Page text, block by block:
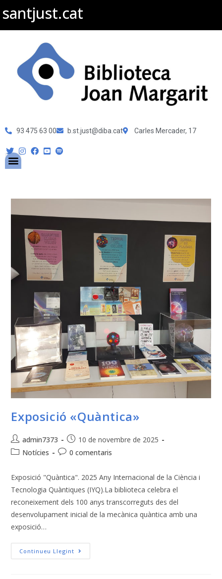
santjust.cat
93 475 63 00 b.st.just@diba.cat Carles Mercader, 17
Exposició «Quàntica»
admin7373
10 de novembre de 2025
Notícies
0 comentaris
Exposició "Quàntica". 2025 Any Internacional de la Ciència i
Tecnologia Quàntiques (IYQ).La biblioteca celebra el
reconeixement dels 100 anys transcorreguts des del
desenvolupament inicial de la mecànica quàntica amb una
exposició…
Continueu Llegint